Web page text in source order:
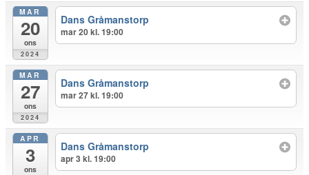
MAR
20
ons
2024
Dans Gråmanstorp
mar 20 kl. 19:00
MAR
27
ons
2024
Dans Gråmanstorp
mar 27 kl. 19:00
APR
3
ons
Dans Gråmanstorp
apr 3 kl. 19:00